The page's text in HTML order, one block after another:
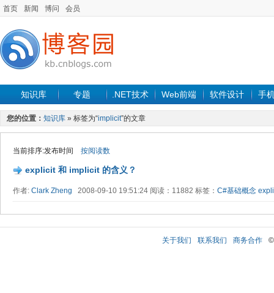
首页 新闻 博问 会员
知识库 专题 .NET技术 Web前端 软件设计 手
您的位置： 知识库 » 标签为“implicit”的文章
当前排序:发布时间 按阅读数
explicit 和 implicit 的含义？
作者: Clark Zheng 2008-09-10 19:51:24 阅读：11882 标签： C#基础概念
关于我们 联系我们 商务合作